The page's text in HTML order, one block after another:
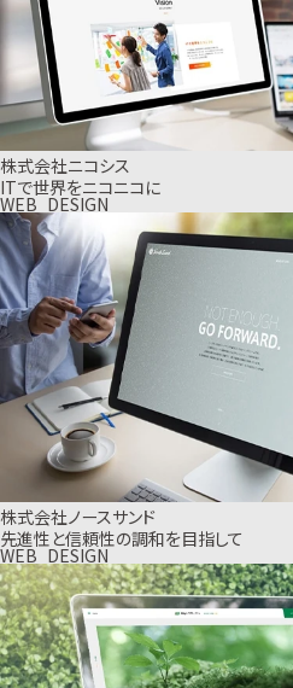
株式会社ニコシス
ITで世界をニコニコに
WEB_DESIGN
株式会社ノースサンド
先進性と信頼性の調和を目指して
WEB_DESIGN